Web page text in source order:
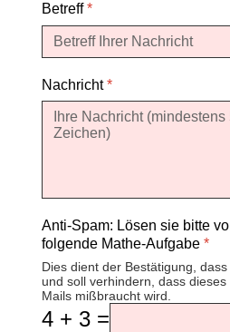
Betreff*
Nachricht*
Anti-Spam: Lösen sie bitte
folgende Mathe-Aufgabe*
Dies dient der Bestätigung,
und soll verhindern, dass
Mails mißbraucht wird.
4 + 3 =